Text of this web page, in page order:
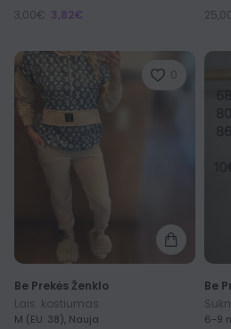
3,00€ 3,82€
0
Be Prekės Ženklo
Lais. kostiumas
M (EU: 38), Nauja
Be
6-9